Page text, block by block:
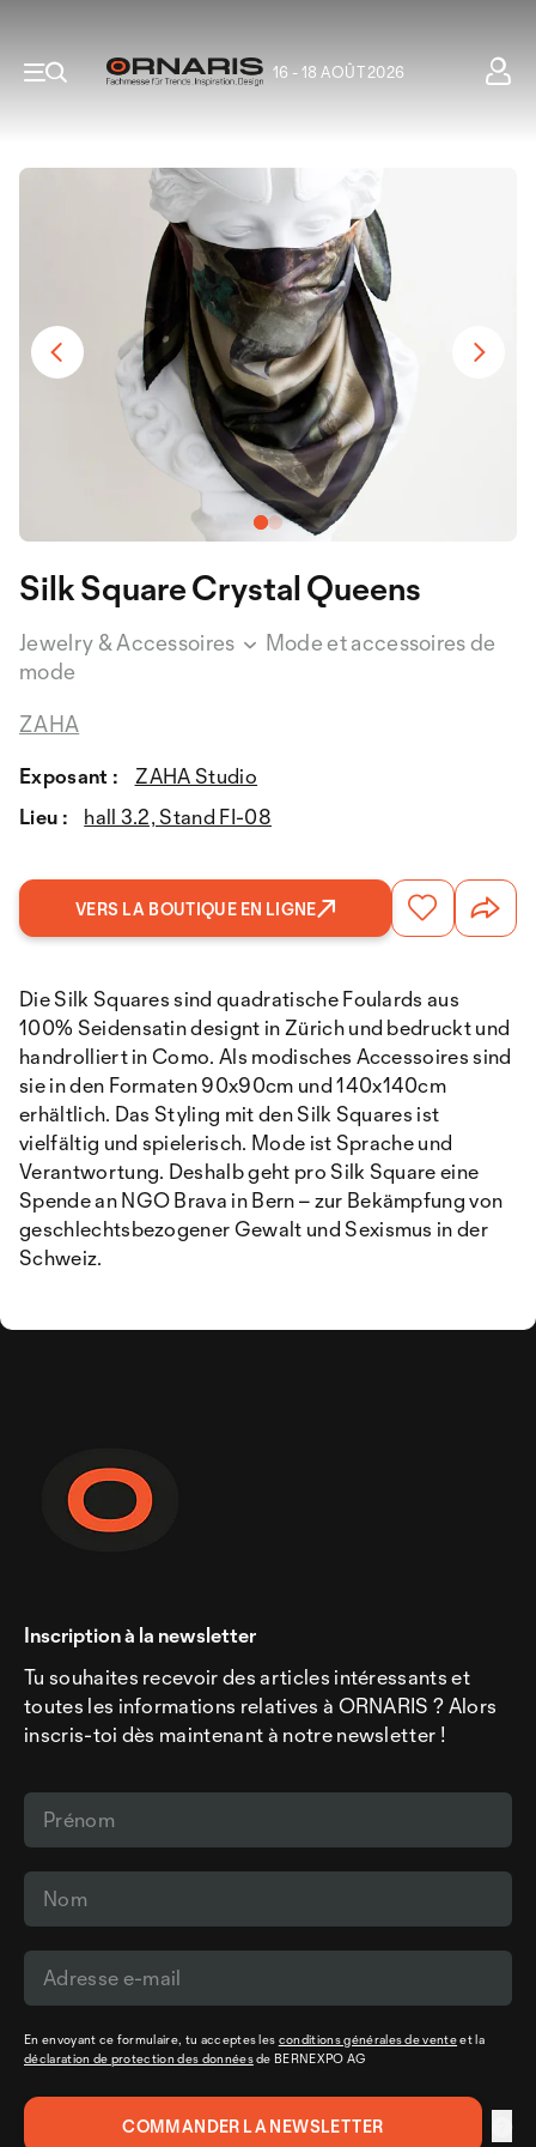
16 - 18 AOÛT 2026
Silk Square Crystal Queens
Jewelry & Accessoires
Mode et accessoires de
mode
ZAHA
Exposant :
ZAHA Studio
Lieu :
hall 3.2, Stand FI-08
VERS LA BOUTIQUE EN LIGNE
Die Silk Squares sind quadratische Foulards aus
100% Seidensatin designt in Zürich und bedruckt und
handrolliert in Como. Als modisches Accessoires sind
sie in den Formaten 90x90cm und 140x140cm
erhältlich. Das Styling mit den Silk Squares ist
vielfältig und spielerisch. Mode ist Sprache und
Verantwortung. Deshalb geht pro Silk Square eine
Spende an NGO Brava in Bern – zur Bekämpfung von
geschlechtsbezogener Gewalt und Sexismus in der
Schweiz.
Inscription à la newsletter
Tu souhaites recevoir des articles intéressants et
toutes les informations relatives à ORNARIS ? Alors
inscris-toi dès maintenant à notre newsletter !
En envoyant ce formulaire, tu acceptes les conditions générales de venteet la
déclaration de protection des donnéesde BERNEXPO AG